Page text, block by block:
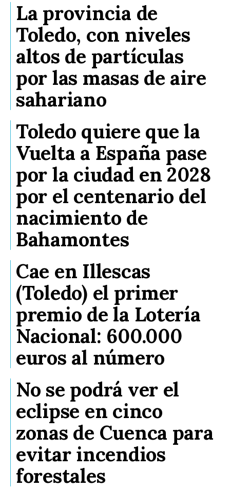
La provincia de
Toledo, con niveles
altos de partículas
por las masas de aire
sahariano
Toledo quiere que la
Vuelta a España pase
por la ciudad en 2028
por el centenario del
nacimiento de
Bahamontes
Cae en Illescas
(Toledo) el primer
premio de la Lotería
Nacional: 600.000
euros al número
No se podrá ver el
eclipse en cinco
zonas de Cuenca para
evitar incendios
forestales